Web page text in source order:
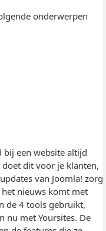
onderwerpen
bij een website altijd
doet dit voor je klanten,
van Joomla! zorg
nieuws komt met
de 4 tools gebruikt,
nu met Yoursites. De